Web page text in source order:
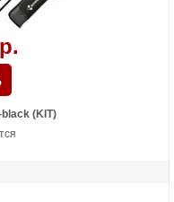
(KIT)